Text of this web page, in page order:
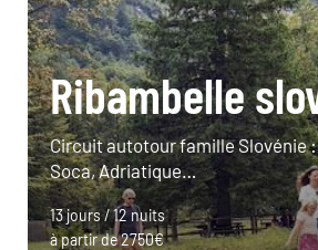
Ribambelle
Circuit autotour famille Slovénie
Soca, Adriatique…
13 jours / 12 nuits
à partir de 2750€